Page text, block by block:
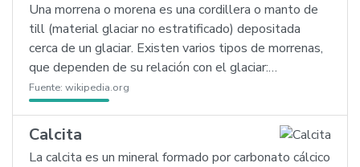
Una morrena o morena es una cordillera o manto de
till (material glaciar no estratificado) depositada
cerca de un glaciar. Existen varios tipos de morrenas,
que dependen de su relación con el glaciar:…
Fuente: wikipedia.org
Calcita
La calcita es un mineral formado por carbonato cálcico